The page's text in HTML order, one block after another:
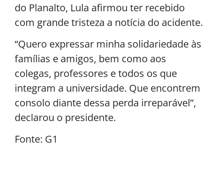
do Planalto, Lula afirmou ter recebido
com grande tristeza a notícia do acidente.
“Quero expressar minha solidariedade às
famílias e amigos, bem como aos
colegas, professores e todos os que
integram a universidade. Que encontrem
consolo diante dessa perda irreparável”,
declarou o presidente.
Fonte: G1